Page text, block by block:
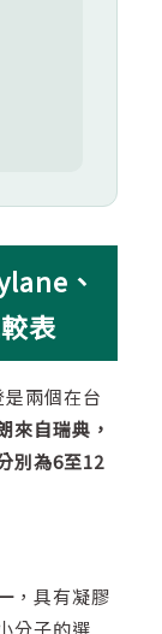
、
表
兩個在台
來自瑞典，
別為6至12
，具有凝膠
分子的選